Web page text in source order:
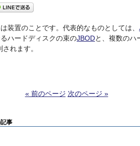
装置のことです。代表的なものとしては、
ハードディスクの束のJBODと、複数のハ
されます。
« 前のページ 次のページ »
事